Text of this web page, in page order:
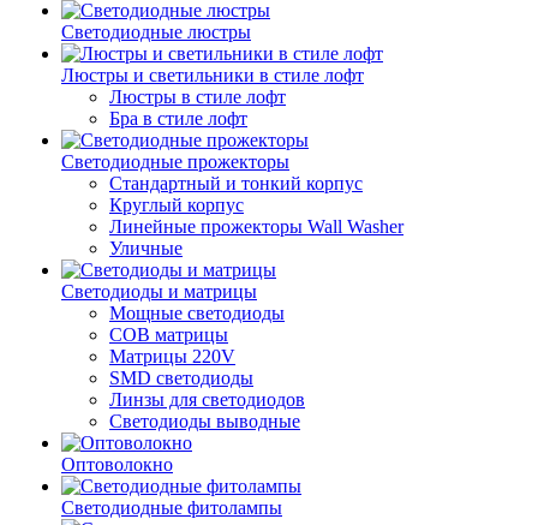
Светодиодные люстры
Люстры и светильники в стиле лофт
Люстры в стиле лофт
Бра в стиле лофт
Светодиодные прожекторы
Стандартный и тонкий корпус
Круглый корпус
Линейные прожекторы Wall Washer
Уличные
Светодиоды и матрицы
Мощные светодиоды
COB матрицы
Матрицы 220V
SMD светодиоды
Линзы для светодиодов
Светодиоды выводные
Оптоволокно
Светодиодные фитолампы